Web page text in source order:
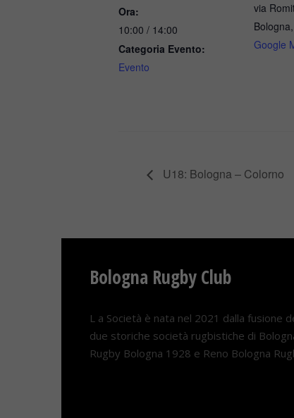
Ora:
10:00 / 14:00
Categoria Evento:
Evento
via
Bologna,
Google
U18: Bologna – Colorno
Bologna Rugby Club
L a Società è nata nel 2021 dalla fusione
due storiche società rugbistiche di
Rugby Bologna 1928 e Reno Bologna